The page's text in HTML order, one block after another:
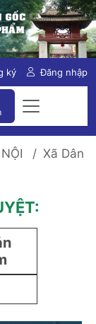
ký Đăng nhập
Xã Dân